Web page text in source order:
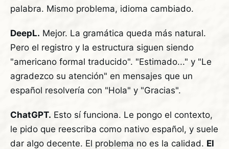
palabra. Mismo problema, idioma cambiado.
DeepL. Mejor. La gramática queda más natural.
Pero el registro y la estructura siguen siendo
"americano formal traducido". "Estimado..." y "Le
agradezco su atención" en mensajes que un
español resolvería con "Hola" y "Gracias".
ChatGPT. Esto sí funciona. Le pongo el contexto,
le pido que reescriba como nativo español, y suele
dar algo decente. El problema no es la calidad. El